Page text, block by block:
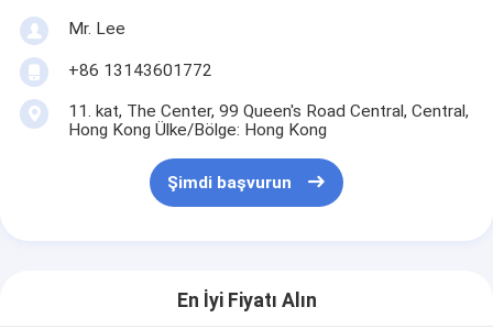
Mr. Lee
+86 13143601772
11. kat, The Center, 99 Queen's Road Central, Central,
Hong Kong Ülke/Bölge: Hong Kong
Şimdi başvurun
En İyi Fiyatı Alın